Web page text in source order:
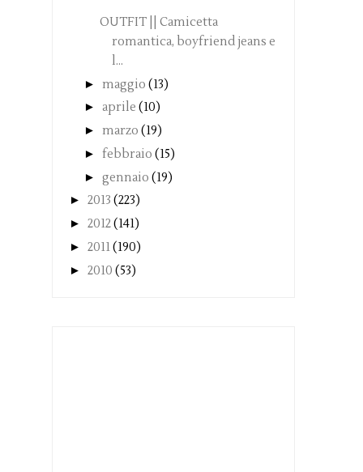
OUTFIT || Camicetta
romantica, boyfriend jeans e
l...
► maggio (13)
► aprile (10)
► marzo (19)
► febbraio (15)
► gennaio (19)
► 2013 (223)
► 2012(141)
► 2011(190)
► 2010 (53)